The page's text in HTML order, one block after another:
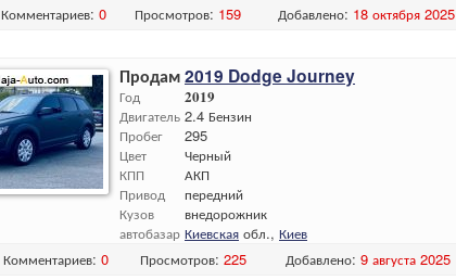
Комментариев: 0 Просмотров: 159 Добавлено: 18 октября 2025
Продам2019 Dodge Journey
Год
Двигатель
Пробег
Цвет
КПП
Привод
Кузов
автобазар
2019
2.4 Бензин
295
Черный
АКП
передний
внедорожник
Киевская обл., Киев
Комментариев: 0 Просмотров: 225 Добавлено: 9 августа 2025